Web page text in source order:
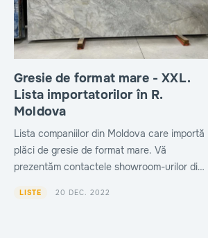
Gresie de format mare - XXL.
Lista importatorilor în R.
Moldova
Lista companiilor din Moldova care importă
plăci de gresie de format mare. Vă
prezentăm contactele showroom-urilor din
LISTE 20 DEC. 2022